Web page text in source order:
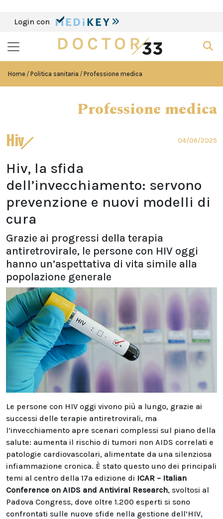
Login con
Home Politica sanitaria Professione medica
Professione medica
Hiv 04/06/2025
Hiv, la sfida
dell’invecchiamento: servono
prevenzione e nuovi modelli di
cura
Grazie ai progressi della terapia
antiretrovirale, le persone con HIV oggi
hanno un’aspettativa di vita simile alla
popolazione generale
Le persone con HIV oggi vivono più a lungo, grazie ai
successi delle terapie antiretrovirali, ma
l’invecchiamento apre scenari complessi sul piano della
salute: aumenta il rischio di tumori non AIDS correlati e
patologie cardiovascolari, alimentate da una silenziosa
infiammazione cronica. È stato questo uno dei principali
temi al centro della 17a edizione di ICAR – Italian
Conference on AIDS and Antiviral Research, svoltosi al
Padova Congress, dove oltre 1.200 esperti si sono
confrontati sulle nuove sfide nella gestione dell’HIV,